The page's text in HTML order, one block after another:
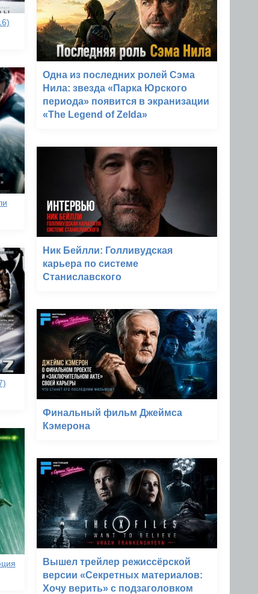
Одна из последних ролей Сэма
Нила: звезда «Парка Юрского
периода» появится в экранизации
«The Legend of Zelda»
Ник Бейлли: Голливудская
карьера по системе
Станиславского
Финальный фильм Джеймса
Кэмерона
Вышел трейлер режиссёрской
версии «Секретных материалов:
Хочу верить» с подзаголовком